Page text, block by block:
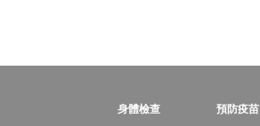
身體檢查 預防疫苗